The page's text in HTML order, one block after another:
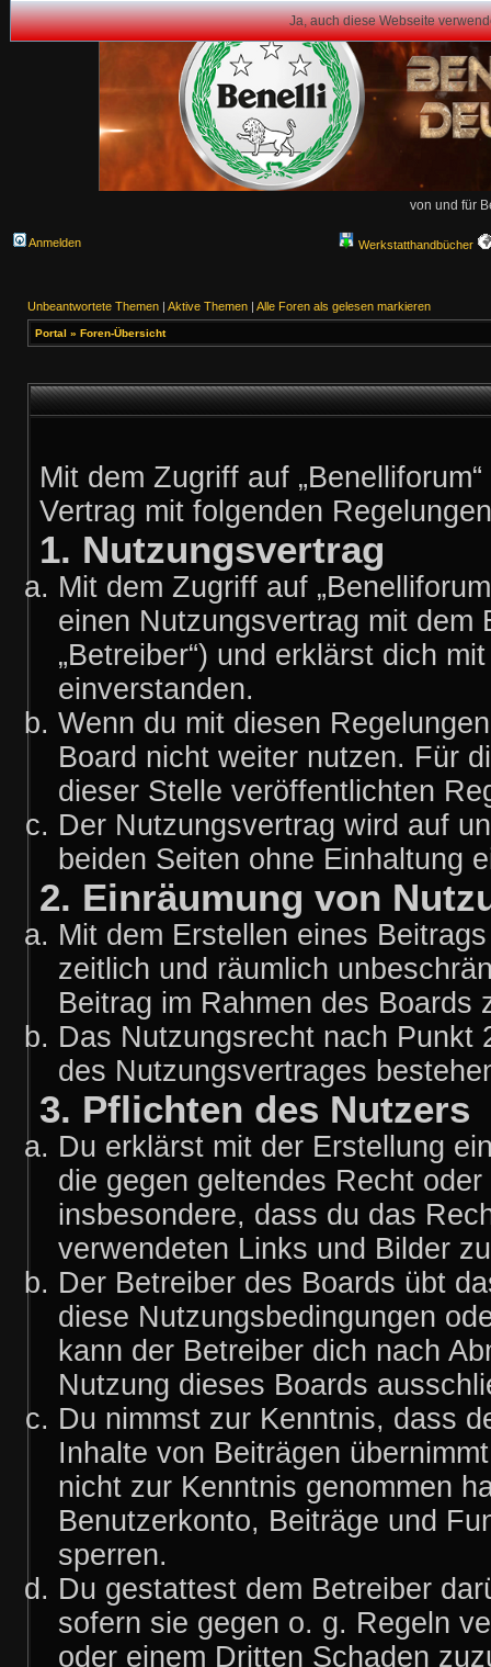
Ja, auch diese Webseite
von und für
Anmelden Werkstatthandbücher
Unbeantwortete Themen | Aktive Themen | Alle Foren als gelesen markieren
Portal » Foren-Übersicht
Mit dem Zugriff auf
Vertrag mit folgenden
1. Nutzungsvertrag
Mit dem Zugriff auf
einen Nutzungsvertrag mit dem
„Betreiber“) und erklärst dich
einverstanden.
Wenn du mit diesen
Board nicht weiter nutzen. Für
dieser Stelle veröffentlichten
Der Nutzungsvertrag wird auf
beiden Seiten ohne Einhaltung
2. Einräumung von
Mit dem Erstellen eines
zeitlich und räumlich
Beitrag im Rahmen des Boards
Das Nutzungsrecht nach Punkt
des Nutzungsvertrages
3. Pflichten des Nutzers
Du erklärst mit der Erstellung
die gegen geltendes Recht
insbesondere, dass du das
verwendeten Links und Bilder
Der Betreiber des Boards übt
diese Nutzungsbedingungen
kann der Betreiber dich nach
Nutzung dieses Boards
Du nimmst zur Kenntnis, dass
Inhalte von Beiträgen
nicht zur Kenntnis genommen
Benutzerkonto, Beiträge und
sperren.
Du gestattest dem Betreiber
sofern sie gegen o. g. Regeln
oder einem Dritten Schaden